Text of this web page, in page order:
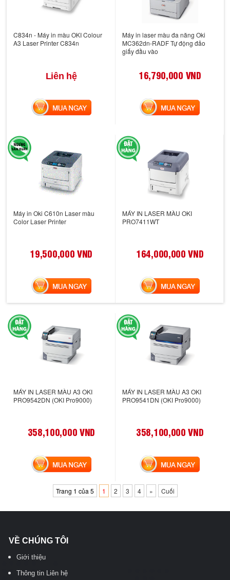
C834n - Máy in màu OKI Colour
A3 Laser Printer C834n
Liên hệ
MUA NGAY
Máy in laser màu đa năng Oki
MC362dn-RADF Tự động đảo
giấy đầu vào
16,790,000 VND
MUA NGAY
Máy in Oki C610n Laser màu
Color Laser Printer
19,500,000 VND
MUA NGAY
MÁY IN LASER MÀU OKI
PRO7411WT
164,000,000 VND
MUA NGAY
MÁY IN LASER MÀU A3 OKI
PRO9542DN (OKI Pro9000)
358,100,000 VND
MUA NGAY
MÁY IN LASER MÀU A3 OKI
PRO9541DN (OKI Pro9000)
358,100,000 VND
MUA NGAY
Trang 1 của 5 1 2 3 4 » Cuối
VỀ CHÚNG TÔI
Giới thiệu
Thông tin Liên hệ